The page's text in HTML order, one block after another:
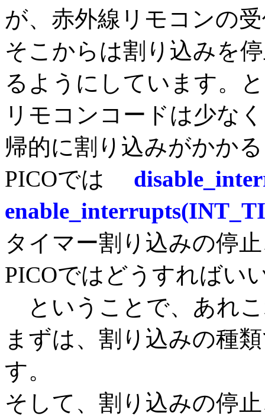
が、赤外線リモコンの
そこからは割り込みを
るようにしています。
リモコンコードは少な
帰的に割り込みがかか
PICOでは
タイマー割り込みの停
PICOではどうすればい
ということで、あれ
まずは、割り込みの種
す。
そして、割り込みの停